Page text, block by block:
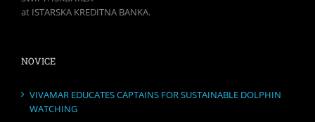
at ISTARSKA KREDITNA BANKA.
NOVICE
VIVAMAR EDUCATES CAPTAINS FOR SUSTAINABLE DOLPHIN
WATCHING